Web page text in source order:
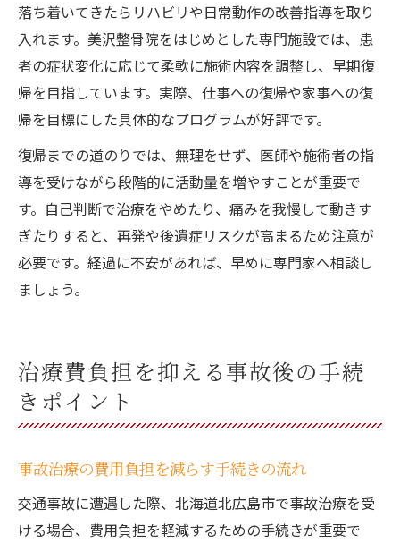
落ち着いてきたらリハビリや日常動作の改善指導を取り
入れます。美沢整骨院をはじめとした専門施設では、患
者の症状変化に応じて柔軟に施術内容を調整し、早期復
帰を目指しています。実際、仕事への復帰や家事への復
帰を目標にした具体的なプログラムが好評です。
復帰までの道のりでは、無理をせず、医師や施術者の指
導を受けながら段階的に活動量を増やすことが重要で
す。自己判断で治療をやめたり、痛みを我慢して動きす
ぎたりすると、再発や後遺症リスクが高まるため注意が
必要です。経過に不安があれば、早めに専門家へ相談し
ましょう。
治療費負担を抑える事故後の手続
きポイント
事故治療の費用負担を減らす手続きの流れ
交通事故に遭遇した際、北海道北広島市で事故治療を受
ける場合、費用負担を軽減するための手続きが重要で